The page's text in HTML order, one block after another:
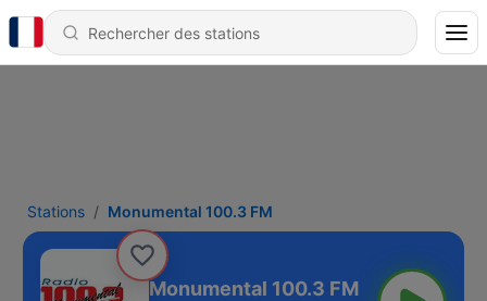
Stations Monumental 100.3 FM
Monumental 100.3 FM